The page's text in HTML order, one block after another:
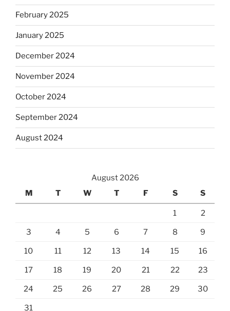
February 2025
January 2025
December 2024
November 2024
October 2024
September 2024
August 2024
August 2026
M
T W T F S S
1 2
3 4 5 6 7 8 9
10 11 12 13 14 15 16
17 18 19 20 21 22 23
24 25 26 27 28 29 30
31